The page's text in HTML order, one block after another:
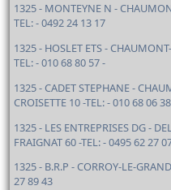
1325 - MONTEYNE N -
TEL: - 0492 24 13 17
1325 - HOSLET ETS -
TEL: - 010 68 80 57 -
1325 - CADET STEPHANE -
CROISETTE 10 -TEL: - 010 68 06
1325 - LES ENTREPRISES DG -
FRAIGNAT 60 -TEL: - 0495 62 27
1325 - B.R.P - CORROY-LE-
27 89 43